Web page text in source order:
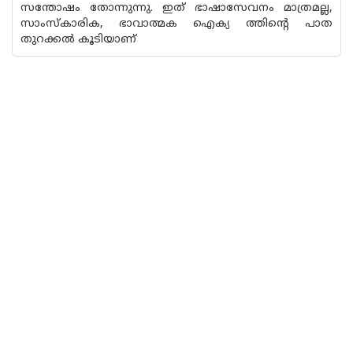
സന്തോഷം തോന്നുന്നു. ഇത് ഭാഷാസേവനം മാത്രമല്ല,
സാംസ്‌കാരിക, ഭാവാത്മക ഐക്യ ത്തിന്റെ പാത
തുറക്കൽ കൂടിയാണ്